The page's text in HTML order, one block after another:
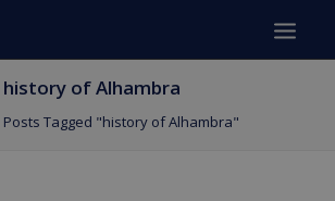
history of Alhambra
Posts Tagged "history of Alhambra"